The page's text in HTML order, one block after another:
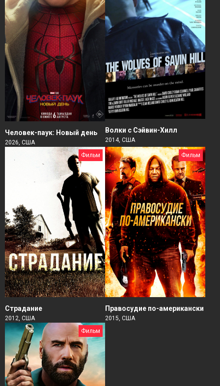
Человек-паук: Новый день
2026, США
Волки с Сэйвин-Хилл
2014, США
Фильм
Страдание
2012, США
Фильм
Правосудие по-американски
2015, США
Фильм